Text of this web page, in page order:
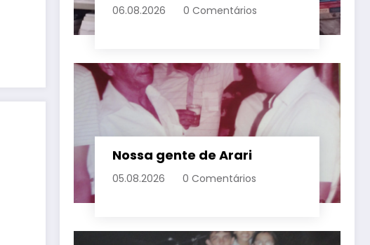
06.08.2026 0 Comentários
Nossa gente de Arari
05.08.2026 0 Comentários